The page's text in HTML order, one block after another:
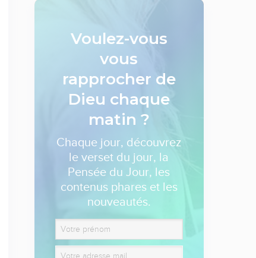
Voulez-vous
vous
rapprocher de
Dieu chaque
matin ?
Chaque jour, découvrez
le verset du jour, la
Pensée du Jour, les
contenus phares et les
nouveautés.